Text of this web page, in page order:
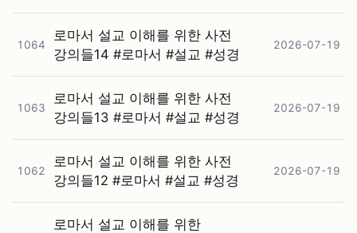
1064
로마서 설교 이해를 위한 사전
강의들14 #⁠로마서 #⁠설교 #⁠성경
2026-07-19
1063
로마서 설교 이해를 위한 사전
강의들13 #⁠로마서 #⁠설교 #⁠성경
2026-07-19
1062
로마서 설교 이해를 위한 사전
강의들12 #⁠로마서 #⁠설교 #⁠성경
2026-07-19
로마서 설교 이해를 위한